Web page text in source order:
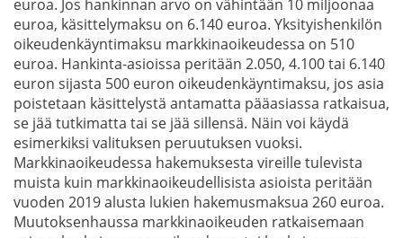
euroa. Jos hankinnan arvo on vähintään 10 miljoonaa
euroa, käsittelymaksu on 6.140 euroa. Yksityishenkilön
oikeudenkäyntimaksu markkinaoikeudessa on 510
euroa. Hankinta-asioissa peritään 2.050, 4.100 tai 6.140
euron sijasta 500 euron oikeudenkäyntimaksu, jos asia
poistetaan käsittelystä antamatta pääasiassa ratkaisua,
se jää tutkimatta tai se jää sillensä. Näin voi käydä
esimerkiksi valituksen peruutuksen vuoksi.
Markkinaoikeudessa hakemuksesta vireille tulevista
muista kuin markkinaoikeudellisista asioista peritään
vuoden 2019 alusta lukien hakemusmaksua 260 euroa.
Muutoksenhaussa markkinaoikeuden ratkaisemaan